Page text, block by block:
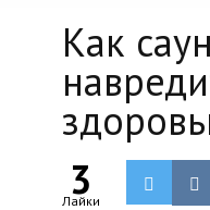
Как
3
Лайки